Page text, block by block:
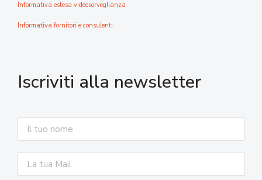
Informativa estesa videosorveglianza
Informativa fornitori e consulenti
Iscriviti alla newsletter